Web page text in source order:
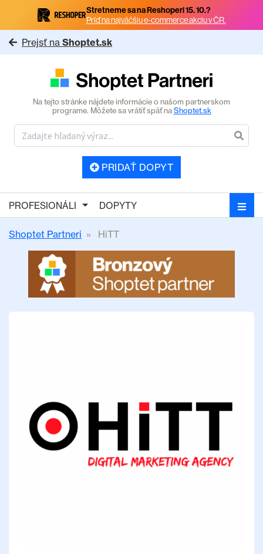
Stretneme sa na Reshoperi 15. 10.?
Príď na najväčšiu e-commerce akciu v ČR.
Prejsť na Shoptet.sk
Na tejto stránke nájdete informácie o našom partnerskom
programe. Môžete sa vrátiť späť naShoptet.sk
PRIDAŤ DOPYT
PROFESIONÁLI DOPYTY
Shoptet Partneri HiTT